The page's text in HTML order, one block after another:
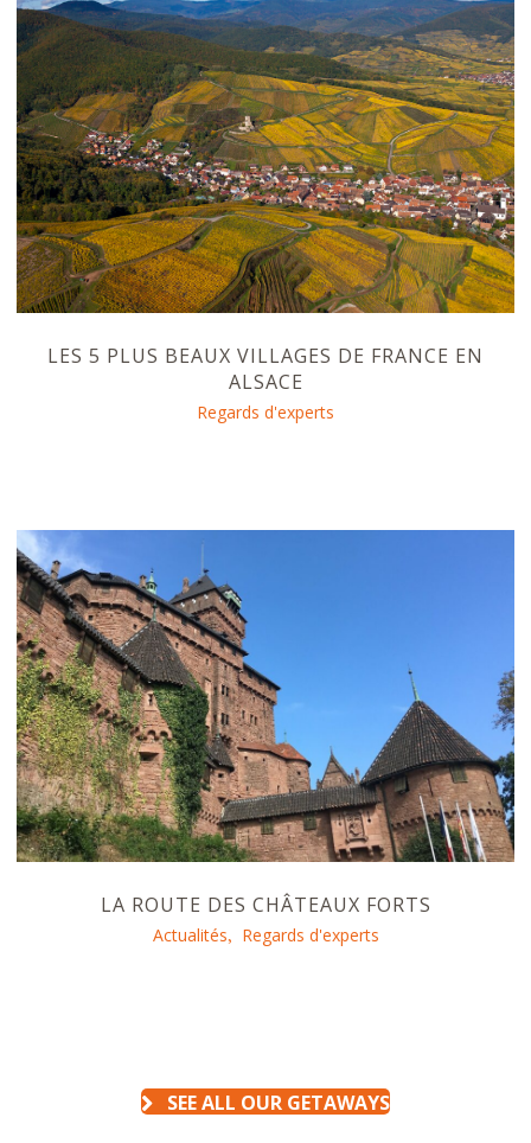
LES 5 PLUS BEAUX VILLAGES DE FRANCE EN
ALSACE
Regards d'experts
LA ROUTE DES CHÂTEAUX FORTS
Actualités, Regards d'experts
SEE ALL OUR GETAWAYS